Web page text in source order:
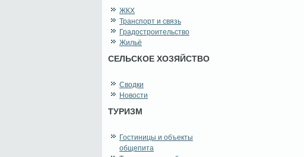
ЖКХ
Транспорт и связь
Градостроительство
Жильё
СЕЛЬСКОЕ ХОЗЯЙСТВО
Сводки
Новости
ТУРИЗМ
Гостиницы и объекты
общепита